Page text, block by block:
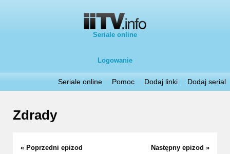
Seriale online
Logowanie
Seriale online Pomoc Dodaj linki Dodaj serial
Zdrady
« Poprzedni epizod Następny epizod »